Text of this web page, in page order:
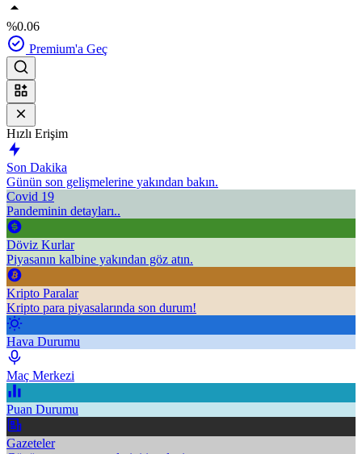
%0.06
Premium'a Geç
Hızlı Erişim
Son Dakika
Günün son gelişmelerine yakından bakın.
Covid 19
Pandeminin detayları..
Döviz Kurlar
Piyasanın kalbine yakından göz atın.
Kripto Paralar
Kripto para piyasalarında son durum!
Hava Durumu
Maç Merkezi
Puan Durumu
Gazeteler